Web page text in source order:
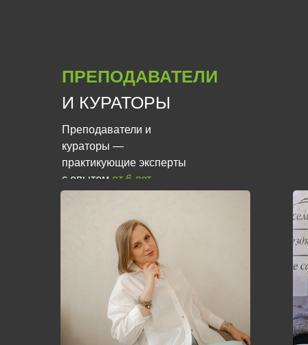
ПРЕПОДАВАТЕЛИ
И КУРАТОРЫ
Преподаватели и
кураторы —
практикующие эксперты
с опытом от 6 лет